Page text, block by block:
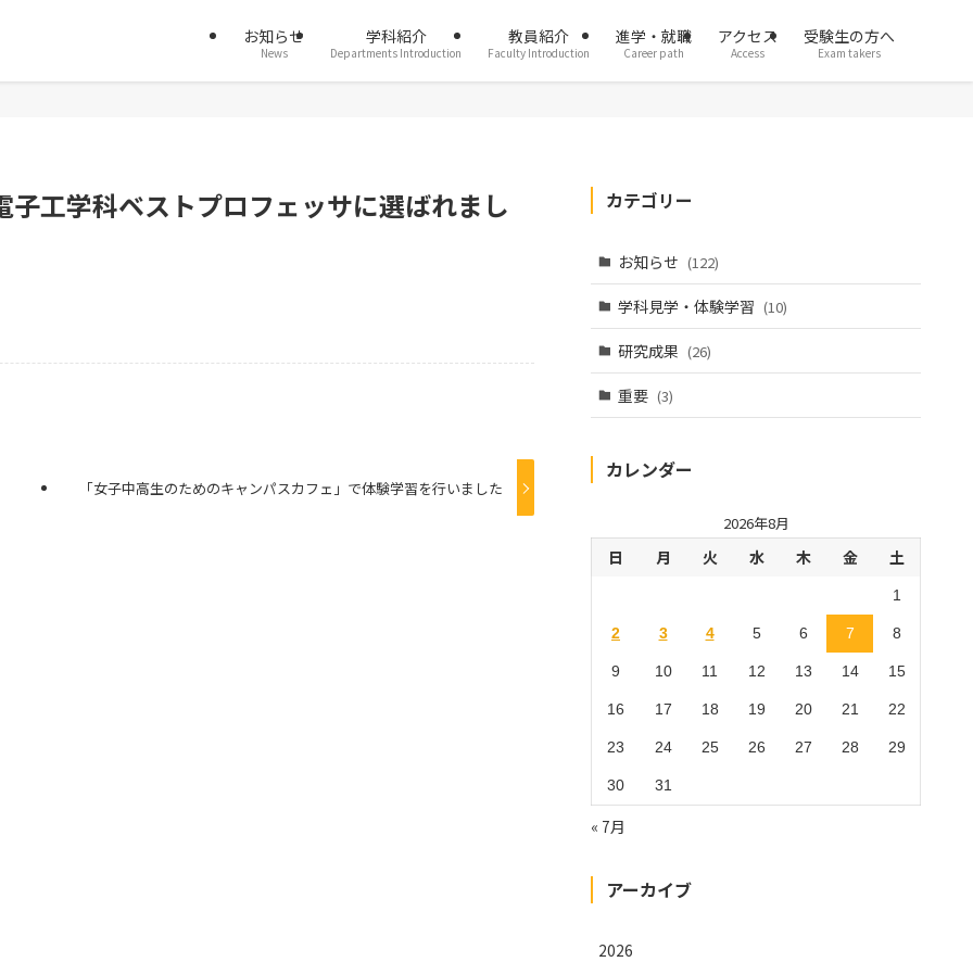
お知らせ
News
学科紹介
Departments Introduction
教員紹介
Faculty Introduction
進学・就職
Career path
アクセス
Access
受験生の方へ
Exam takers
工学科ベストプロフェッサに選ばれまし
「女子中高生のためのキャンパスカフェ」で体験学習を行いました
カテゴリー
お知らせ (122)
学科見学・体験学習 (10)
研究成果 (26)
重要 (3)
カレンダー
2026年8月
日 月 火 水 木 金 土
1
2 3 4 5 6 7 8
9 10 11 12 13 14 15
16 17 18 19 20 21 22
23 24 25 26 27 28 29
30 31
« 7月
アーカイブ
2026